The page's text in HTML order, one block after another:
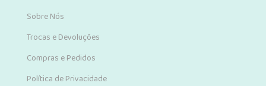
Sobre Nós
Trocas e Devoluções
Compras e Pedidos
Política de Privacidade